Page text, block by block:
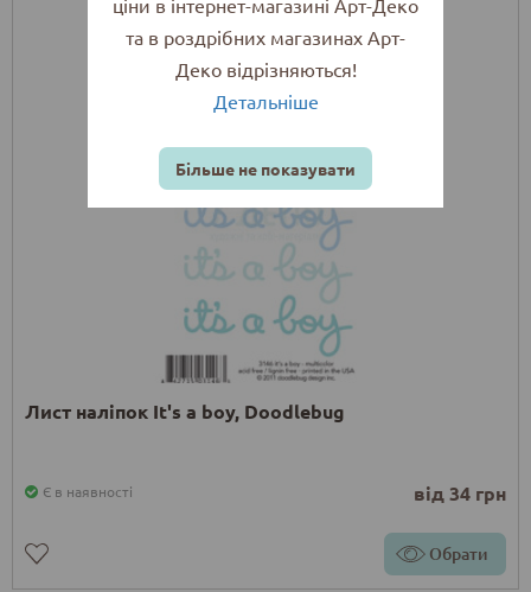
Лист наліпок It's a boy, Doodlebug
Є в наявності від 34 грн
Обрати
ціни в інтернет-магазині Арт-Деко
та в роздрібних магазинах Арт-
Деко відрізняються!
Детальніше
Більше не показувати